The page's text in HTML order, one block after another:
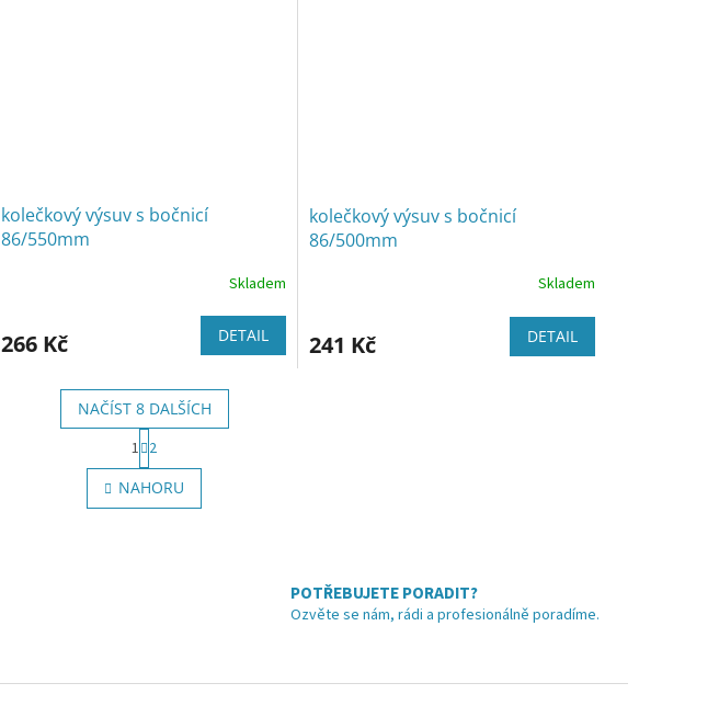
kolečkový výsuv s bočnicí
86/550mm
Skladem
266 Kč DETAIL
kolečkový výsuv s bočnicí
86/500mm
Skladem
241 Kč DETAIL
O
v
l
k
NAČÍST 8 DALŠÍCH
S
t
r
á
n
1 2
NAHORU
POTŘEBUJETE PORADIT?
Ozvěte se nám, rádi a profesionálně poradíme.